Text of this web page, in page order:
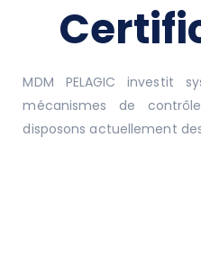
MDM PELAGIC investit
mécanismes de
disposons actuellement